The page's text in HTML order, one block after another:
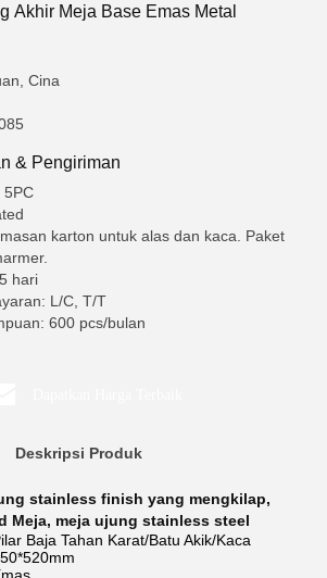
Akhir Meja Base Emas Metal
Cina
& Pengiriman
5PC
karton untuk alas dan kaca. Paket
hari
L/C, T/T
600 pcs/bulan
Deskripsi Produk
stainless finish yang mengkilap,
Meja, meja ujung stainless steel
Baja Tahan Karat/Batu Akik/Kaca